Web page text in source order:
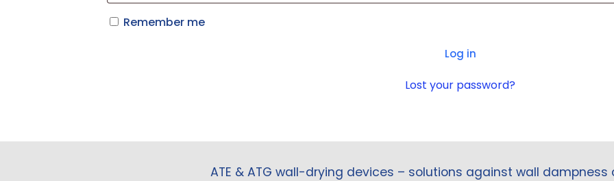
Remember me
Log in
Lost your password?
ATE & ATG wall-drying devices – solutions against wall